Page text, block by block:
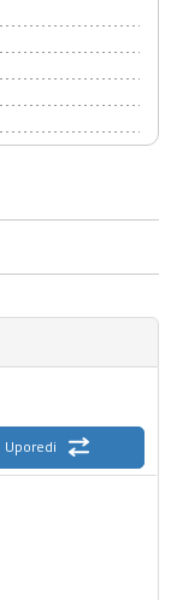
Uporedi